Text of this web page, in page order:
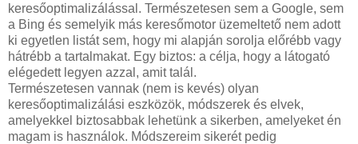
keresőoptimalizálással. Természetesen sem a Google, sem
a Bing és semelyik más keresőmotor üzemeltető nem adott
ki egyetlen listát sem, hogy mi alapján sorolja előrébb vagy
hátrébb a tartalmakat. Egy biztos: a célja, hogy a látogató
elégedett legyen azzal, amit talál.
Természetesen vannak (nem is kevés) olyan
keresőoptimalizálási eszközök, módszerek és elvek,
amelyekkel biztosabbak lehetünk a sikerben, amelyeket én
magam is használok. Módszereim sikerét pedig